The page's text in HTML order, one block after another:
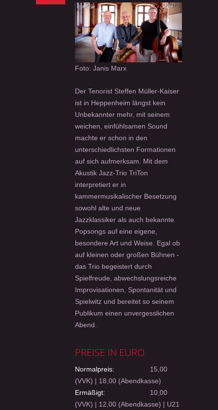
Foto: Janis Marx
Der Tenorist Steffen Müller-Kaiser
ist in Heppenheim längst kein
Unbekannter mehr, mit seinem
weichen, einfühlsamen Sound
machte er schon in den
unterschiedlichsten Formationen
auf sich aufmerksam. Mit dem
Akustik Jazz-Trio TriTon
interpretiert er in
kammermusikalischer Besetzung
sowohl alte und neue
Jazzklassiker als auch bekannte
Popsongs auf eine eigene,
besondere Art und Weise. Egal ob
auf kleinen oder großen Bühnen -
das Trio begeistert durch
Spielfreude, abwechslungsreiche
Improvisationen, Spontanität und
Spielwitz und bereitet so seinem
Publikum einen unvergesslichen
Abend.
PREISE IN EURO
Normalpreis:
15,00
(VVK) | 18,00 (Abendkasse)
Ermäßigt:
10,00
(VVK) | 12,00 (Abendkasse) | U21